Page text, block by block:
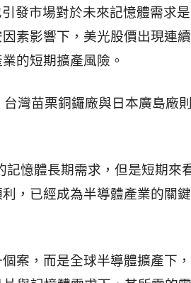
引發市場對於未來記憶體需求
素影響下，美光股價出現連
的短期擴產風險。
灣苗栗銅鑼廠與日本廣島廠
憶體長期需求，但是短期來
，已經成為半導體產業的關
案，而是全球半導體擴產下